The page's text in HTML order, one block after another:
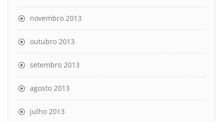
novembro 2013
outubro 2013
setembro 2013
agosto 2013
julho 2013